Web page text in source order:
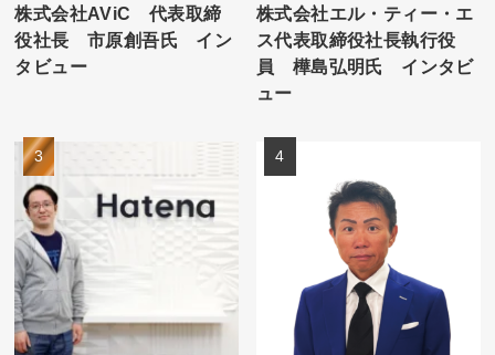
株式会社AViC 代表取締
役社長 市原創吾氏 イン
タビュー
株式会社エル・ティー・エ
ス代表取締役社長執行役
員 樺島弘明氏 インタビ
ュー